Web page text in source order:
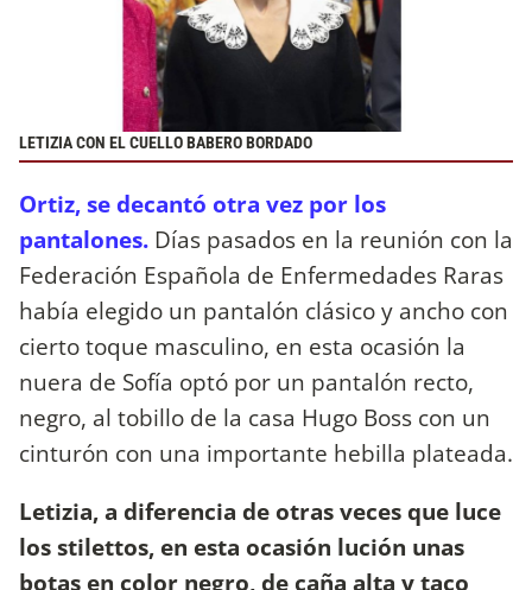
LETIZIA CON EL CUELLO BABERO BORDADO
Ortiz, se decantó otra vez por los
pantalones. Días pasados en la reunión con la
Federación Española de Enfermedades Raras
había elegido un pantalón clásico y ancho con
cierto toque masculino, en esta ocasión la
nuera de Sofía optó por un pantalón recto,
negro, al tobillo de la casa Hugo Boss con un
cinturón con una importante hebilla plateada.
Letizia, a diferencia de otras veces que luce
los stilettos, en esta ocasión lución unas
botas en color negro, de caña alta y taco